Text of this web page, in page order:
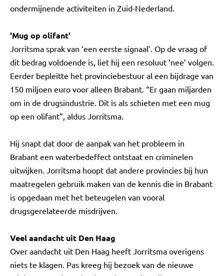
ondermijnende activiteiten in Zuid-Nederland.
'Mug op olifant'
Jorritsma sprak van ‘een eerste signaal’. Op de vraag of
dit bedrag voldoende is, liet hij een resoluut ‘nee’ volgen.
Eerder bepleitte het provinciebestuur al een bijdrage van
150 miljoen euro voor alleen Brabant. “Er gaan miljarden
om in de drugsindustrie. Dit is als schieten met een mug
op een olifant”, aldus Jorritsma.
Hij snapt dat door de aanpak van het probleem in
Brabant een waterbedeffect ontstaat en criminelen
uitwijken. Jorritsma hoopt dat andere provincies bij hun
maatregelen gebruik maken van de kennis die in Brabant
is opgedaan met het beteugelen van vooral
drugsgerelateerde misdrijven.
Veel aandacht uit Den Haag
Over aandacht uit Den Haag heeft Jorritsma overigens
niets te klagen. Pas kreeg hij bezoek van de nieuwe